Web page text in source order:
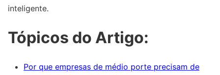
inteligente.
Tópicos do Artigo:
Por que empresas de médio porte precisam de